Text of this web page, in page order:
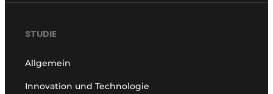
STUDIE
Allgemein
Innovation und Technologie